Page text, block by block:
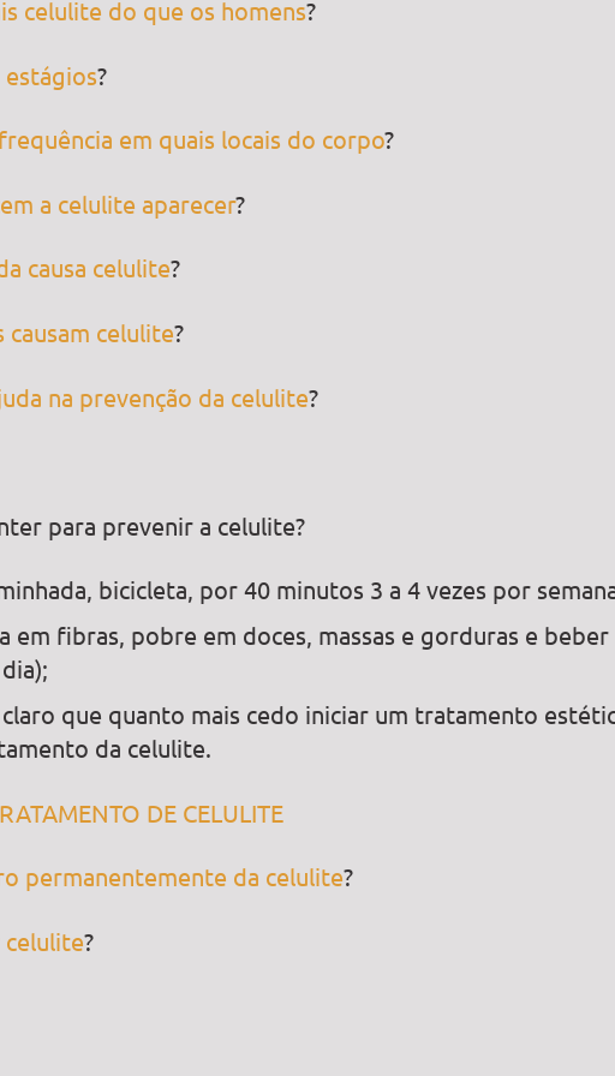
celulite do que os homens?
?
em quais locais do corpo?
a celulite aparecer?
causa celulite?
celulite?
na prevenção da celulite?
para prevenir a celulite?
bicicleta, por 40 minutos 3 a 4 vezes por
em fibras, pobre em doces, massas e gorduras e beber
que quanto mais cedo iniciar um tratamento
da celulite.
DE CELULITE
permanentemente da celulite?
celulite?